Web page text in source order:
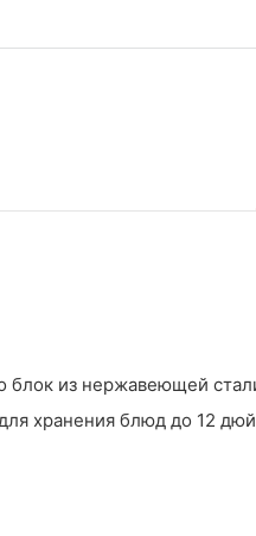
блок из нержавеющей
хранения блюд до 12